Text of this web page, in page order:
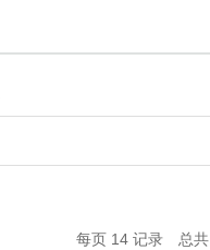
每页 14 记录 总共